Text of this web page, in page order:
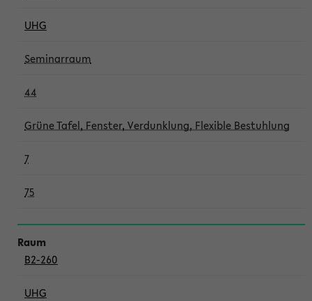
UHG
Seminarraum
44
Grüne Tafel, Fenster, Verdunklung, Flexible Bestuhlung
7
75
B2-260
UHG